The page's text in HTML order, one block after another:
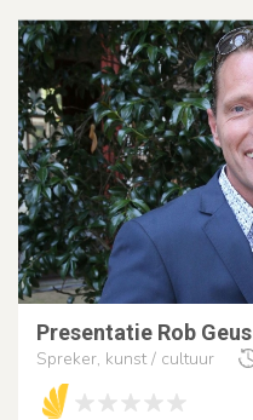
Presentatie Rob Geus
Spreker, kunst / cultuur